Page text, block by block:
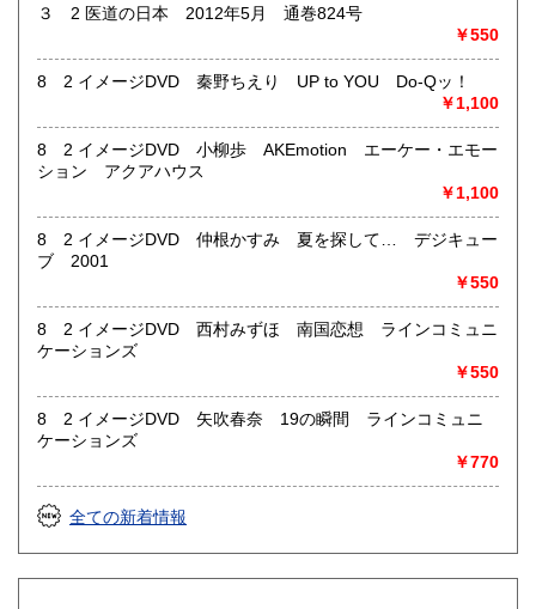
取り扱い分野
東洋医学（和本を含む）、手技療法 古典籍 版画 美術
３ 2 医道の日本 2012年5月 通巻824号
￥550
8 2 イメージDVD 秦野ちえり UP to YOU Do-Qッ！
￥1,100
8 2 イメージDVD 小柳歩 AKEmotion エーケー・エモー
ション アクアハウス
￥1,100
8 2 イメージDVD 仲根かすみ 夏を探して… デジキュー
ブ 2001
￥550
8 2 イメージDVD 西村みずほ 南国恋想 ラインコミュニ
ケーションズ
￥550
8 2 イメージDVD 矢吹春奈 19の瞬間 ラインコミュニ
ケーションズ
￥770
全ての新着情報